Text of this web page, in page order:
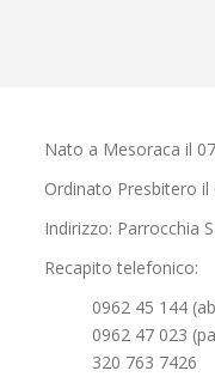
Nato a Mesoraca il
Ordinato Presbitero il
Indirizzo: Parrocchia
Recapito telefonico:
0962 45 144
0962 47 023
320 763 7426